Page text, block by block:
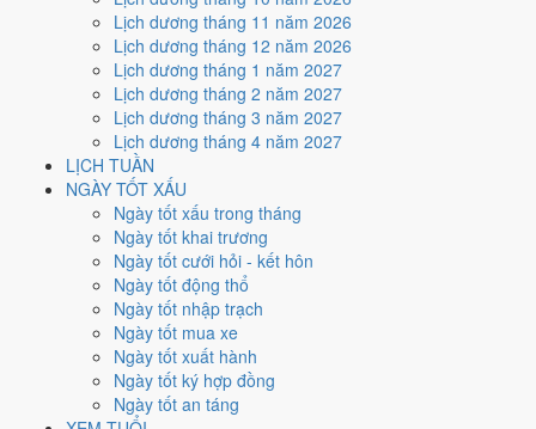
Lịch dương tháng 11 năm 2026
Lịch dương tháng 12 năm 2026
Lịch dương tháng 1 năm 2027
Lịch dương tháng 2 năm 2027
Lịch dương tháng 3 năm 2027
Lịch dương tháng 4 năm 2027
LỊCH TUẦN
NGÀY TỐT XẤU
Ngày tốt xấu trong tháng
Ngày tốt khai trương
Ngày tốt cưới hỏi - kết hôn
Ngày tốt động thổ
Ngày tốt nhập trạch
Ngày tốt mua xe
Ngày tốt xuất hành
Ngày tốt ký hợp đồng
Ngày tốt an táng
(Giáp Ngọ) tốt hay xấu?
Ngày 17/9/2026 dương lịch (Thứ Năm) là ngày 7/8/2026 âm lịch
Giáp Ngọ - Can sinh Chi, Trực Thâu, Sao Giác, nạp âm Sa
Trung Kim. Tổng hòa, đây làNgày Cátvới điểm trung bình
các việc quan trọng. Giờ Hoàng Đạo trong ngày:
Thân, Dậu.
Ngày Dương
Tháng 9 năm 2026
Tháng 8 âm năm 2026
Tiết Bạch Lộ
Giáp Tý